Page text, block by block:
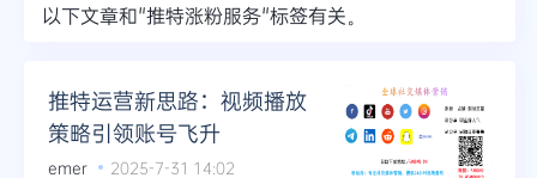
以下文章和"推特涨粉服务"标签有关。
推特运营新思路：视频播放
策略引领账号飞升
emer 2025-7-31 14:02